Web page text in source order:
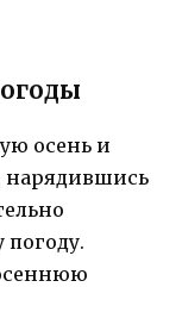
осень и
нарядившись
погоду.